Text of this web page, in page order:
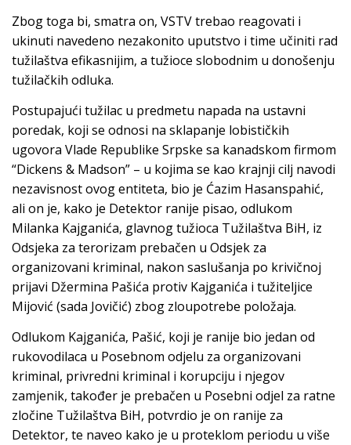
Zbog toga bi, smatra on, VSTV trebao reagovati i
ukinuti navedeno nezakonito uputstvo i time učiniti rad
tužilaštva efikasnijim, a tužioce slobodnim u donošenju
tužilačkih odluka.
Postupajući tužilac u predmetu napada na ustavni
poredak, koji se odnosi na sklapanje lobističkih
ugovora Vlade Republike Srpske sa kanadskom firmom
“Dickens & Madson” – u kojima se kao krajnji cilj navodi
nezavisnost ovog entiteta, bio je Ćazim Hasanspahić,
ali on je, kako je Detektor ranije pisao, odlukom
Milanka Kajganića, glavnog tužioca Tužilaštva BiH, iz
Odsjeka za terorizam prebačen u Odsjek za
organizovani kriminal, nakon saslušanja po krivičnoj
prijavi Džermina Pašića protiv Kajganića i tužiteljice
Mijović (sada Jovičić) zbog zloupotrebe položaja.
Odlukom Kajganića, Pašić, koji je ranije bio jedan od
rukovodilaca u Posebnom odjelu za organizovani
kriminal, privredni kriminal i korupciju i njegov
zamjenik, također je prebačen u Posebni odjel za ratne
zločine Tužilaštva BiH, potvrdio je on ranije za
Detektor, te naveo kako je u proteklom periodu u više